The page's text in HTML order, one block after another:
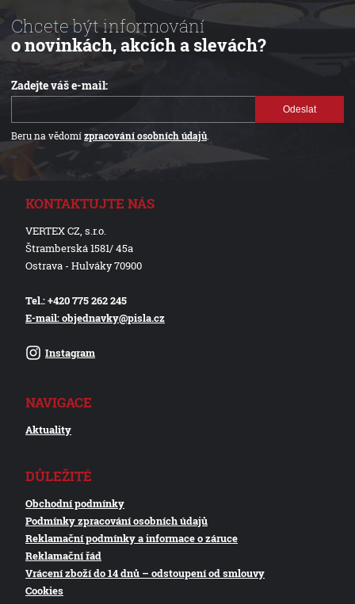
Chcete být informování
o novinkách, akcích a slevách?
Zadejte váš e-mail:
Odeslat
Beru na vědomízpracování osobních údajů.
KONTAKTUJTE NÁS
VERTEX CZ, s.r.o.
Štramberská 1581/ 45a
Ostrava - Hulváky 70900
Tel.: +420 775 262 245
E-mail: objednavky@pisla.cz
Instagram
NAVIGACE
Aktuality
DŮLEŽITÉ
Obchodní podmínky
Podmínky zpracování osobních údajů
Reklamační podmínky a informace o záruce
Reklamační řád
Vrácení zboží do 14 dnů – odstoupení od smlouvy
Cookies